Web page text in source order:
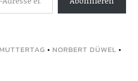
MUTTERTAG • NORBERT DÜWEL •